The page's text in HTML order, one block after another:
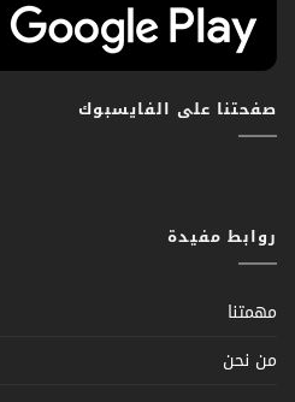
صفحتنا على الفايسبوك
روابط مفيدة
مهمتنا
من نحن